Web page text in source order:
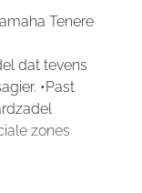
Tenere
dat tevens
•Past
zones